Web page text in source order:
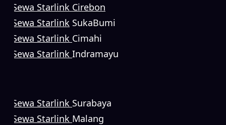
Sewa Starlink Cirebon
Sewa Starlink SukaBumi
Sewa Starlink Cimahi
Sewa Starlink Indramayu
Sewa Starlink Surabaya
Sewa Starlink Malang